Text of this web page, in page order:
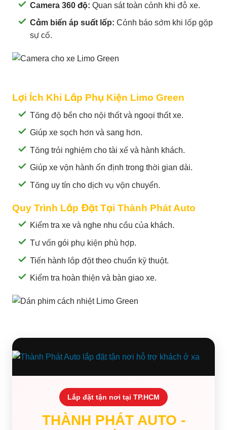
Camera 360 độ: Quan sát toàn cảnh khi đỗ xe.
Cảm biến áp suất lốp: Cảnh báo sớm khi lốp gặp
sự cố.
Lợi Ích Khi Lắp Phụ Kiện Limo Green
Tăng độ bền cho nội thất và ngoại thất xe.
Giúp xe sạch hơn và sang hơn.
Tăng trải nghiệm cho tài xế và hành khách.
Giúp xe vận hành ổn định trong thời gian dài.
Tăng uy tín cho dịch vụ vận chuyển.
Quy Trình Lắp Đặt Tại Thành Phát Auto
Kiểm tra xe và nghe nhu cầu của khách.
Tư vấn gói phụ kiện phù hợp.
Tiến hành lắp đặt theo chuẩn kỹ thuật.
Kiểm tra hoàn thiện và bàn giao xe.
Lắp đặt tận nơi tại TP.HCM
THÀNH PHÁT AUTO -